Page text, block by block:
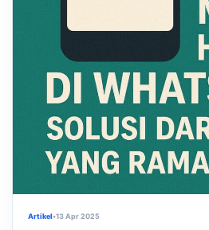
Artikel•13 Apr 2025